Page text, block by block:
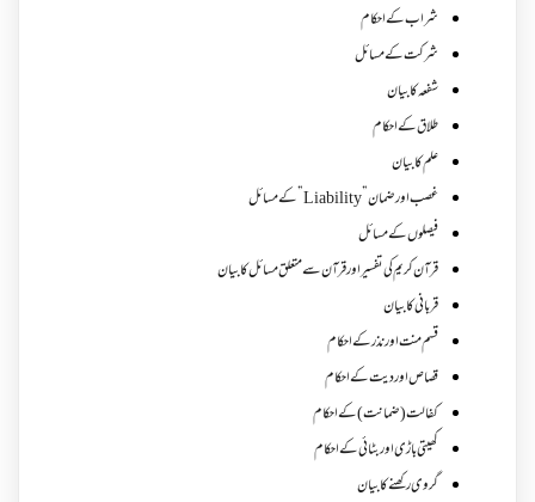
شراب کے احکام
شرکت کے مسائل
شفعہ کا بیان
طلاق کے احکام
علم کا بیان
غصب اورضمان”Liability” کے مسائل
فیصلوں کے مسائل
قرآن کریم کی تفسیر اور قرآن سے متعلق مسائل کا بیان
قربانی کا بیان
قسم منت اور نذر کے احکام
قصاص اور دیت کے احکام
کفالت (ضمانت) کے احکام
کھیتی باڑی اور بٹائی کے احکام
گروی رکھنے کا بیان